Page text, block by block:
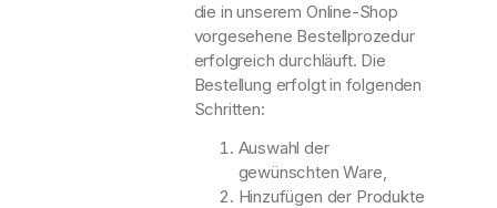
die in unserem Online-Shop
vorgesehene Bestellprozedur
erfolgreich durchläuft. Die
Bestellung erfolgt in folgenden
Schritten:
Auswahl der
gewünschten Ware,
Hinzufügen der Produkte